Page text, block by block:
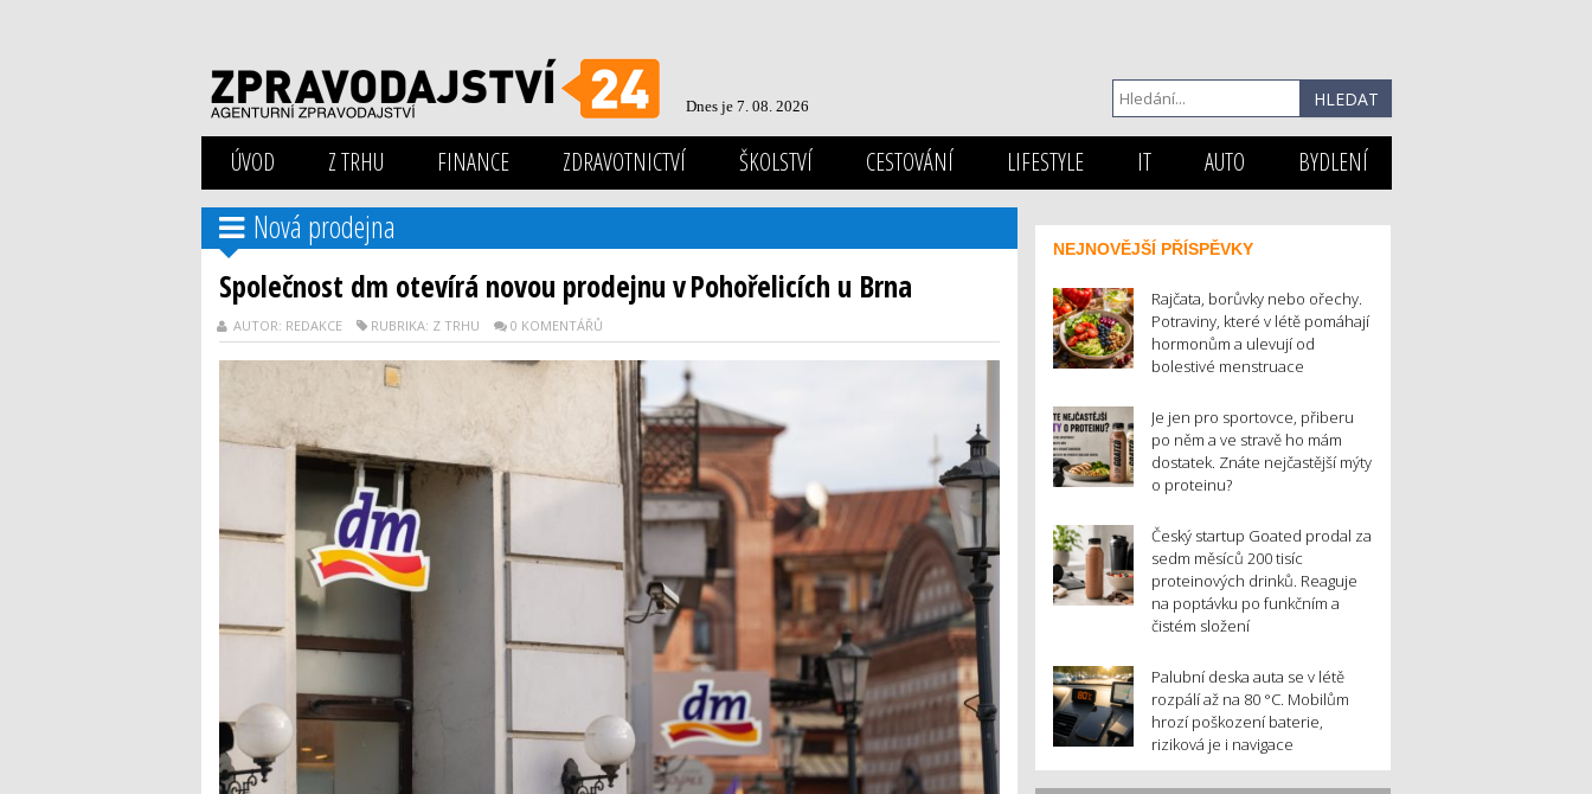
Dnes je 7. 08. 2026
ÚVOD Z TRHU FINANCE ZDRAVOTNICTVÍ ŠKOLSTVÍ CESTOVÁNÍ LIFESTYLE IT AUTO BYDLENÍ
Nová prodejna
Společnost dm otevírá novou prodejnu v Pohořelicích u Brna
AUTOR: REDAKCE RUBRIKA: Z TRHU 0 KOMENTÁŘŮ
NEJNOVĚJŠÍ PŘÍSPĚVKY
Rajčata, borůvky nebo ořechy.
Potraviny, které v létě pomáhají
hormonům a ulevují od
bolestivé menstruace
Je jen pro sportovce, přiberu
po něm a ve stravě ho mám
dostatek. Znáte nejčastější mýty
o proteinu?
Český startup Goated prodal za
sedm měsíců 200 tisíc
proteinových drinků. Reaguje
na poptávku po funkčním a
čistém složení
Palubní deska auta se v létě
rozpálí až na 80 °C. Mobilům
hrozí poškození baterie,
riziková je i navigace